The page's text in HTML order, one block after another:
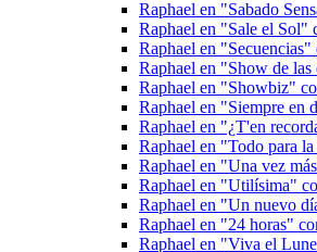
Raphael en "Sabado
Raphael en "Sale el Sol"
Raphael en
Raphael en "Show de
Raphael en "Showbiz"
Raphael en "Siempre en
Raphael en "¿T'en
Raphael en "Todo para
Raphael en "Una vez
Raphael en "Utilísima"
Raphael en "Un nuevo
Raphael en "24 horas"
Raphael en "Viva el